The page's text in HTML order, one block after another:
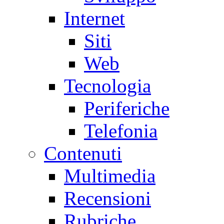
Internet
Siti
Web
Tecnologia
Periferiche
Telefonia
Contenuti
Multimedia
Recensioni